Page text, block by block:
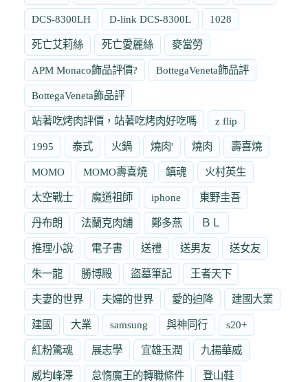
DCS-8300LH D-link DCS-8300L 1028
死亡艾莉絲 死亡愛麗絲 麥當勞
APM Monaco飾品評價? BottegaVeneta飾品評
BottegaVeneta飾品評
站著吃烤肉評價，站著吃烤肉好吃嗎 z flip
1995 泰式 火鍋 燒肉' 燒肉 壽喜燒
MOMO MOMO壽喜燒 鎮魂 火村英生
太空戰士 魔道祖師 iphone 東野圭吾
丹布朗 法蘭克肉舖 鄭多燕 ＢＬ
推理小說 電子書 送禮 送男友 送女友
朱一龍 勝博殿 盜墓筆記 王者天下
夫妻的世界 夫婦的世界 愛的迫降 建國大業
建國 大業 samsung 與神同行 s20+
紅粉驚魂 展志學 宜雄玉潤 九揚華威
威均峰澤 怠惰魔王的轉職條件 登山鞋